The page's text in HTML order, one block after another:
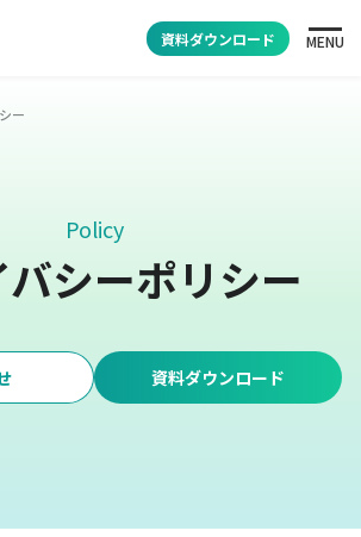
資料ダウンロード MENU
ー
Policy
シーポリシー
資料ダウンロード